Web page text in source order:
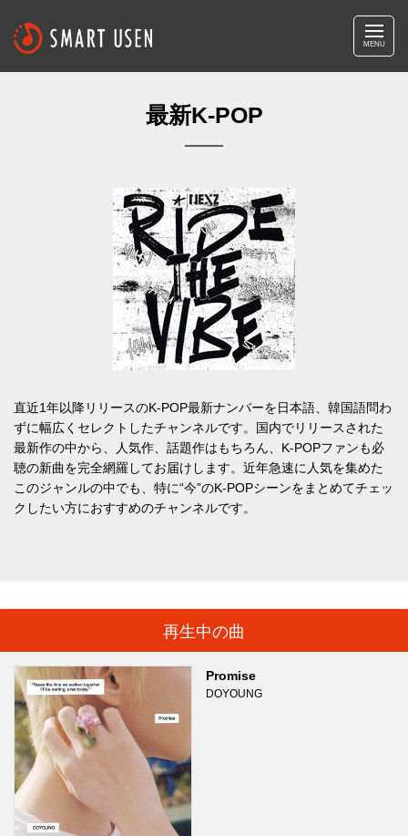
MENU
最新K-POP
直近1年以降リリースのK-POP最新ナンバーを日本語、韓国語問わ
ずに幅広くセレクトしたチャンネルです。国内でリリースされた
最新作の中から、人気作、話題作はもちろん、K-POPファンも必
聴の新曲を完全網羅してお届けします。近年急速に人気を集めた
このジャンルの中でも、特に“今”のK-POPシーンをまとめてチェッ
クしたい方におすすめのチャンネルです。
再生中の曲
Promise
DOYOUNG